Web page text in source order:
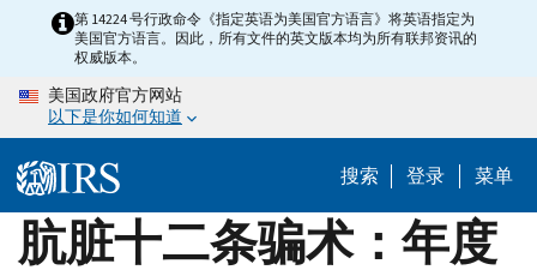
content
第 14224 号行政命令《指定英语为美国官方语言》将英语指定为
美国官方语言。因此，所有文件的英文版本均为所有联邦资讯的
权威版本。
美国政府官方网站
以下是你如何知道
搜索 登录 菜单
肮脏十二条骗术：年度